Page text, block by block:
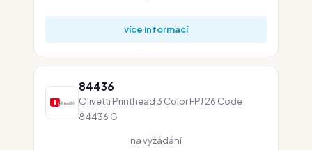
více informací
84436
Olivetti Printhead 3 Color FPJ 26 Code
84436 G
na vyžádání